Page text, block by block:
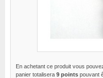
En achetant ce produit vous
panier totalisera 9 points pouvant